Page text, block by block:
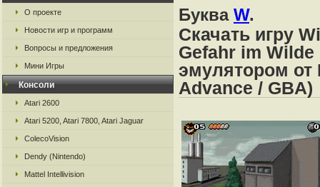
О проекте
Новости игр и программ
Вопросы и предложения
Мини Игры
Консоли
Atari 2600
Atari 5200, Atari 7800, Atari Jaguar
ColecoVision
Dendy (Nintendo)
Mattel Intellivision
Буква W.
Скачать игру
Gefahr im
эмулятором от
Advance / GBA)